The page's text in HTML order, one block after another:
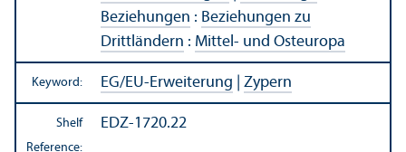
Beziehungen : Beziehungen zu
Drittländern : Mittel- und Osteuropa
Keyword: EG/EU-Erweiterung Zypern
Shelf
Reference:
EDZ-1720.22